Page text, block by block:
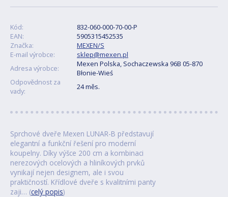
Kód:
832-060-000-70-00-P
EAN:
5905315452535
Značka:
MEXEN/S
E-mail výrobce:
sklep@mexen.pl
Adresa výrobce:
Mexen Polska, Sochaczewska 96B 05-870
Błonie-Wieś
Odpovědnost za
vady:
24 měs.
Sprchové dveře Mexen LUNAR-B představují
elegantní a funkční řešení pro moderní
koupelny. Díky výšce 200 cm a kombinaci
nerezových ocelových a hliníkových prvků
vynikají nejen designem, ale i svou
praktičností. Křídlové dveře s kvalitními panty
zaji… (celý popis)